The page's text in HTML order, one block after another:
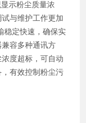
示粉尘质量浓
与维护工作更加
稳定快速，确保实
容多种通讯方
度超标，可自动
有效控制粉尘污